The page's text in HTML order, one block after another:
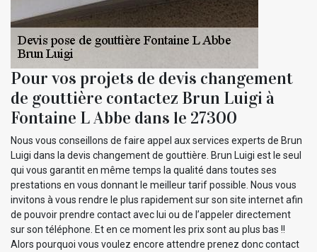
Pour vos projets de devis changement
de gouttière contactez Brun Luigi à
Fontaine L Abbe dans le 27300
Nous vous conseillons de faire appel aux services experts de Brun
Luigi dans la devis changement de gouttière. Brun Luigi est le seul
qui vous garantit en même temps la qualité dans toutes ses
prestations en vous donnant le meilleur tarif possible. Nous vous
invitons à vous rendre le plus rapidement sur son site internet afin
de pouvoir prendre contact avec lui ou de l’appeler directement
sur son téléphone. Et en ce moment les prix sont au plus bas !!
Alors pourquoi vous voulez encore attendre prenez donc contact